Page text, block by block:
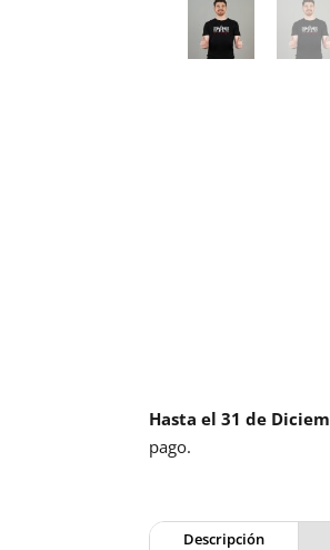
Hasta el 31 de
pago.
Descripción